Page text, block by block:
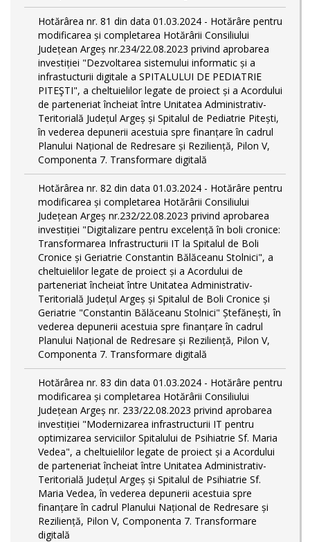
Hotărârea nr. 81 din data 01.03.2024 - Hotărâre pentru
modificarea și completarea Hotărârii Consiliului
Județean Argeș nr.234/22.08.2023 privind aprobarea
investiției "Dezvoltarea sistemului informatic și a
infrastucturii digitale a SPITALULUI DE PEDIATRIE
PITEŞTI", a cheltuielilor legate de proiect și a Acordului
de parteneriat încheiat între Unitatea Administrativ-
Teritorială Județul Argeș și Spitalul de Pediatrie Pitești,
în vederea depunerii acestuia spre finanțare în cadrul
Planului Național de Redresare și Reziliență, Pilon V,
Componenta 7. Transformare digitală
Hotărârea nr. 82 din data 01.03.2024 - Hotărâre pentru
modificarea și completarea Hotărârii Consiliului
Județean Argeș nr.232/22.08.2023 privind aprobarea
investiției "Digitalizare pentru excelență în boli cronice:
Transformarea Infrastructurii IT la Spitalul de Boli
Cronice și Geriatrie Constantin Bălăceanu Stolnici", a
cheltuielilor legate de proiect și a Acordului de
parteneriat încheiat între Unitatea Administrativ-
Teritorială Județul Argeș și Spitalul de Boli Cronice și
Geriatrie "Constantin Bălăceanu Stolnici" Ștefănești, în
vederea depunerii acestuia spre finanțare în cadrul
Planului Național de Redresare și Reziliență, Pilon V,
Componenta 7. Transformare digitală
Hotărârea nr. 83 din data 01.03.2024 - Hotărâre pentru
modificarea și completarea Hotărârii Consiliului
Județean Argeș nr. 233/22.08.2023 privind aprobarea
investiției "Modernizarea infrastructurii IT pentru
optimizarea serviciilor Spitalului de Psihiatrie Sf. Maria
Vedea", a cheltuielilor legate de proiect și a Acordului
de parteneriat încheiat între Unitatea Administrativ-
Teritorială Județul Argeș și Spitalul de Psihiatrie Sf.
Maria Vedea, în vederea depunerii acestuia spre
finanțare în cadrul Planului Național de Redresare și
Reziliență, Pilon V, Componenta 7. Transformare
digitală